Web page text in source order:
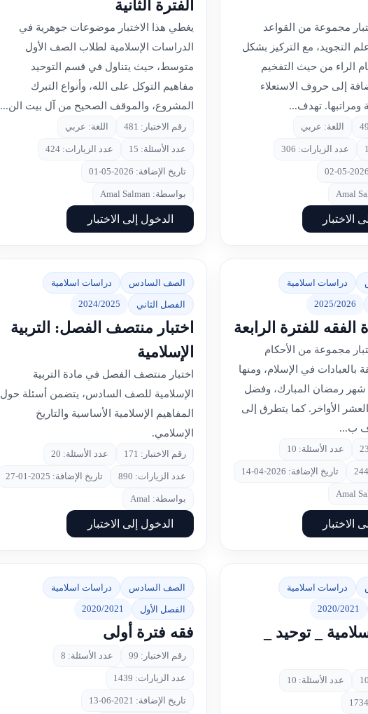
مجموعة من القواعد
التجويد، مع التركيز بشكل
الراء من حيث التفخيم
إلى حروف الاستعلاء
ومراتبها. تهدف...
اللغة: عربي
عدد الزيارات: 306
الاختبار
الفترة الثانية
يغطي هذا الاختبار موضوعات جوهرية في
الدراسات الإسلامية لطلاب الصف الأول
متوسط، حيث يتناول في قسم التوحيد
مفاهيم التوكل على الله، وأنواع التبرك
المشروع، والموقف الصحيح من آل بيت الن...
رقم الاختبار: 481 اللغة: عربي
عدد الأسئلة: 15 عدد الزيارات: 424
تاريخ الإضافة: 2026-05-01
بواسطة: Amal Salman
الدخول إلى الاختبار
دراسات اسلامية
2025/2026
الفقه للفترة الرابعة
مجموعة من الأحكام
بالعبادات في الإسلام، ومنها
شهر رمضان المبارك، وفضل
الأواخر. كما يتطرق إلى
ب...
عدد الأسئلة: 10
تاريخ الإضافة: 2026-04-14
الاختبار
الصف السادس دراسات اسلامية
الفصل الثاني 2024/2025
اختبار منتصف الفصل: التربية
الإسلامية
اختبار منتصف الفصل في مادة التربية
الإسلامية للصف السادس، يتضمن أسئلة حول
المفاهيم الإسلامية الأساسية والتاريخ
الإسلامي.
رقم الاختبار: 171 عدد الأسئلة: 20
عدد الزيارات: 890 تاريخ الإضافة: 2025-01-27
بواسطة: Amal
الدخول إلى الاختبار
دراسات اسلامية
2020/2021
_ توحيد _
عدد الأسئلة: 10
الصف السادس دراسات اسلامية
الفصل الأول 2020/2021
فقه فترة أولى
رقم الاختبار: 99 عدد الأسئلة: 8
عدد الزيارات: 1439
تاريخ الإضافة: 2021-06-13